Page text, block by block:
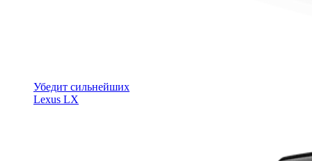
Убедит сильнейших
Lexus LX